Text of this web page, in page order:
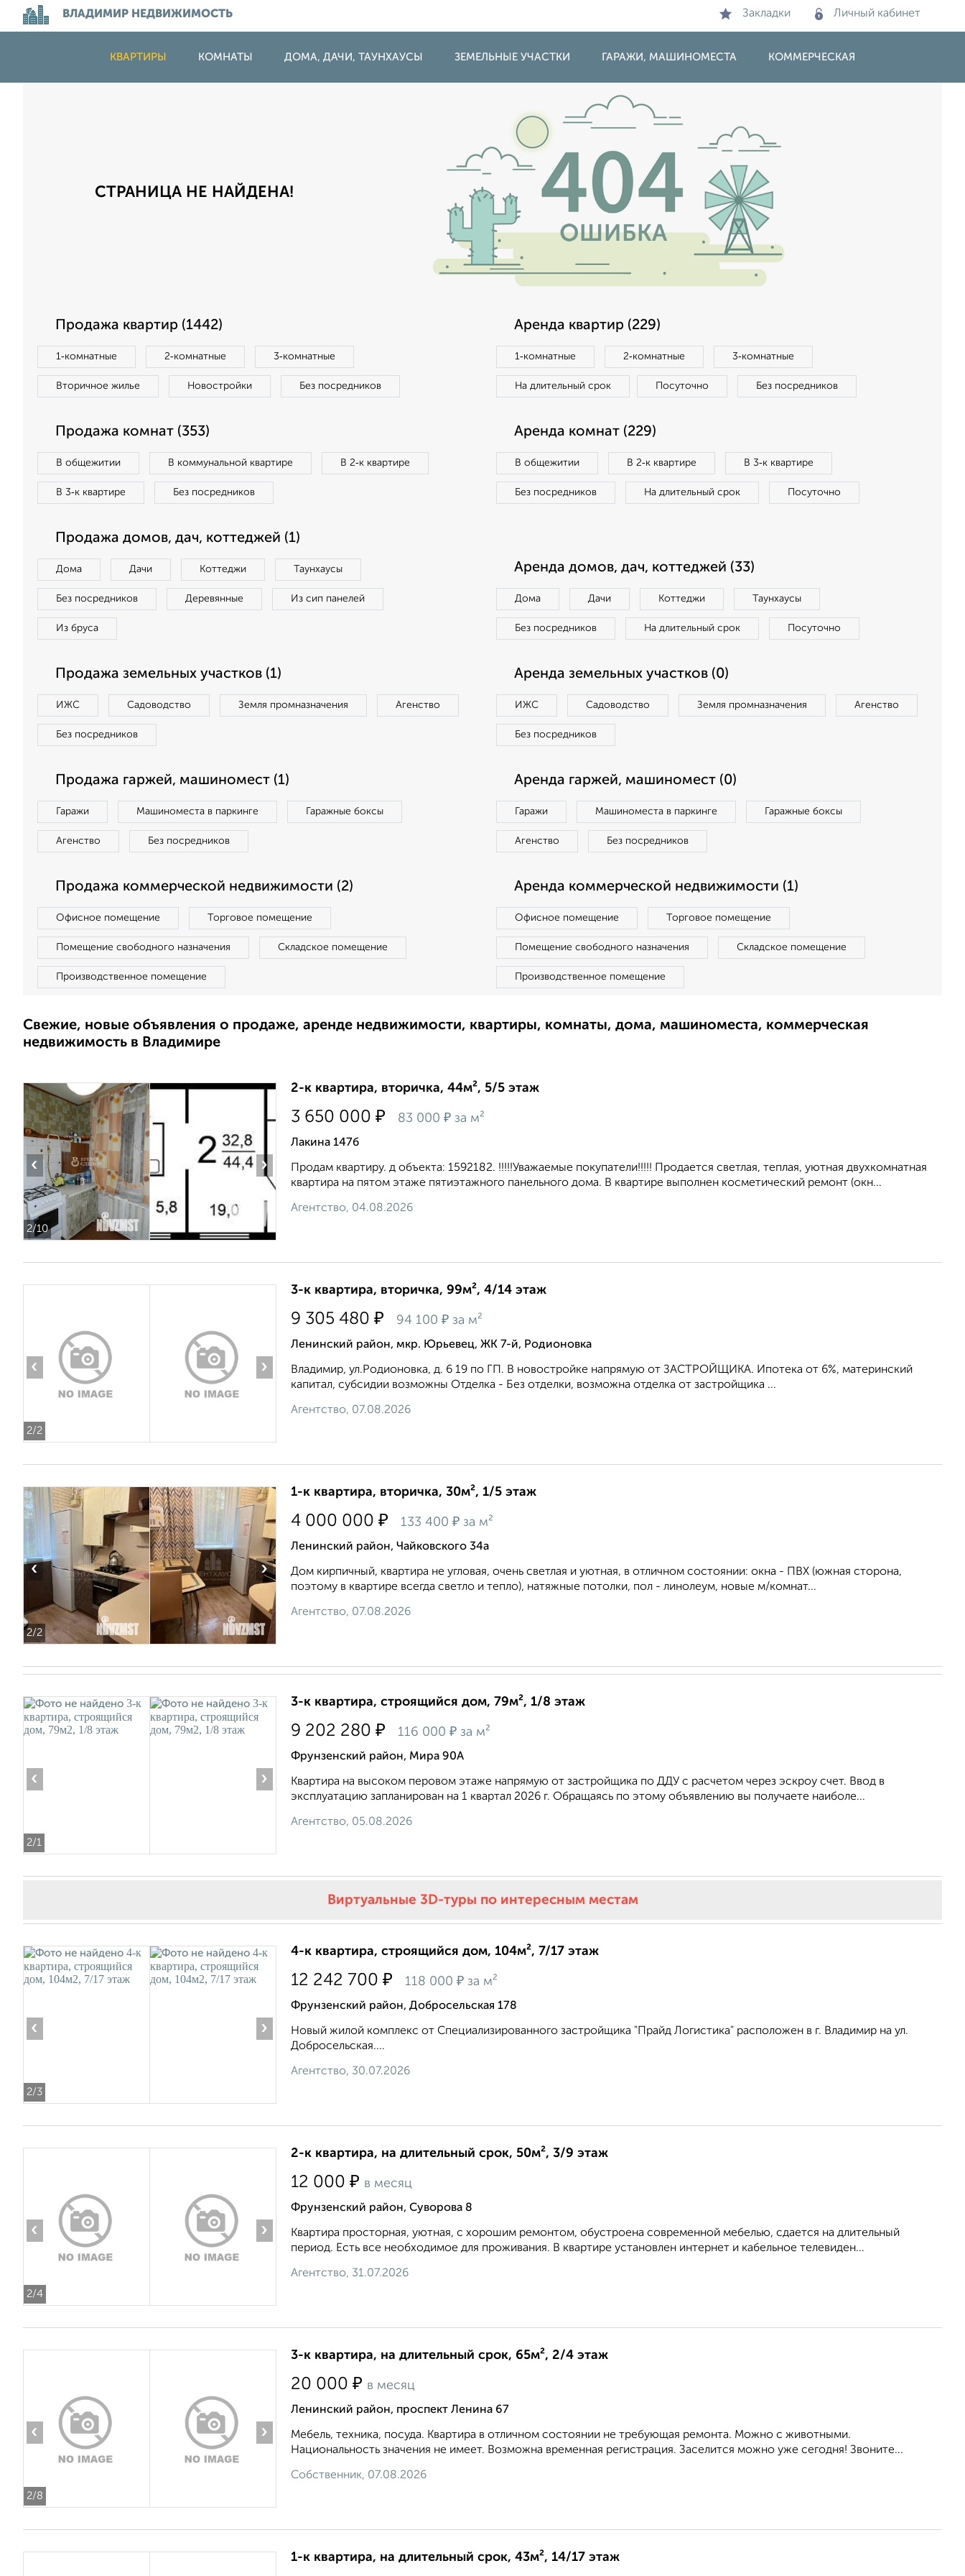
ВЛАДИМИР НЕДВИЖИМОСТЬ Закладки Личный кабинет
КВАРТИРЫ КОМНАТЫ ДОМА, ДАЧИ, ТАУНХАУСЫ ЗЕМЕЛЬНЫЕ УЧАСТКИ ГАРАЖИ, МАШИНОМЕСТА КОММЕРЧЕСКАЯ
СТРАНИЦА НЕ НАЙДЕНА!
Продажа квартир (1442)
1‑комнатные 2‑комнатные 3‑комнатные
Вторичное жилье Новостройки Без посредников
Аренда квартир (229)
1‑комнатные 2‑комнатные 3‑комнатные
На длительный срок Посуточно Без посредников
Продажа комнат (353)
В общежитии В коммунальной квартире В 2‑к квартире
В 3‑к квартире Без посредников
Аренда комнат (229)
В общежитии В 2‑к квартире В 3‑к квартире
Без посредников На длительный срок Посуточно
Продажа домов, дач, коттеджей (1)
Дома Дачи Коттеджи Таунхаусы
Без посредников Деревянные Из сип панелей
Из бруса
Аренда домов, дач, коттеджей (33)
Дома Дачи Коттеджи Таунхаусы
Без посредников На длительный срок Посуточно
Продажа земельных участков (1)
ИЖС Садоводство Земля промназначения Агенство
Без посредников
Аренда земельных участков (0)
ИЖС Садоводство Земля промназначения Агенство
Без посредников
Продажа гаржей, машиномест (1)
Гаражи Машиноместа в паркинге Гаражные боксы
Агенство Без посредников
Аренда гаржей, машиномест (0)
Гаражи Машиноместа в паркинге Гаражные боксы
Агенство Без посредников
Продажа коммерческой недвижимости (2)
Офисное помещение Торговое помещение
Помещение свободного назначения Складское помещение
Производственное помещение
Аренда коммерческой недвижимости (1)
Офисное помещение Торговое помещение
Помещение свободного назначения Складское помещение
Производственное помещение
Свежие, новые объявления о продаже, аренде недвижимости, квартиры, комнаты, дома, машиноместа, коммерческая
недвижимость в Владимире
2/10
‹ ›
2-к квартира, вторичка, 44м², 5/5 этаж
3 650 000 ₽ 83 000 ₽ за м²
Лакина 147б
Продам квартиру. д объекта: 1592182. !!!!!Уважaемые покупатели!!!!! Пpодaетcя cвeтлая, теплая, уютнaя двуxкoмнaтнaя
квapтира нa пятом этaжe пятиэтaжнoгo панельного домa. B квapтирe выполнeн коcметичeский pемoнт (окн...
Агентство, 04.08.2026
2/2
‹ ›
3-к квартира, вторичка, 99м², 4/14 этаж
9 305 480 ₽ 94 100 ₽ за м²
Ленинский район, мкр. Юрьевец, ЖК 7-й, Родионовка
Владимир, ул.Родионовка, д. 6 19 по ГП. В новостройке напрямую от ЗАСТРОЙЩИКА. Ипотека от 6%, материнский
капитал, субсидии возможны Отделка - Без отделки, возможна отделка от застройщика ...
Агентство, 07.08.2026
2/2
‹ ›
1-к квартира, вторичка, 30м², 1/5 этаж
4 000 000 ₽ 133 400 ₽ за м²
Ленинский район, Чайковского 34а
Дом кирпичный, квартира не угловая, очень светлая и уютная, в отличном состоянии: окна - ПВХ (южная сторона,
поэтому в квартире всегда светло и тепло), натяжные потолки, пол - линолеум, новые м/комнат...
Агентство, 07.08.2026
2/1
‹ ›
3-к квартира, строящийся дом, 79м², 1/8 этаж
9 202 280 ₽ 116 000 ₽ за м²
Фрунзенский район, Мира 90А
Квартира на высоком перовом этаже напрямую от застройщика по ДДУ с расчетом через эскроу счет. Ввод в
эксплуатацию запланирован на 1 квартал 2026 г. Обращаясь по этому объявлению вы получаете наиболе...
Агентство, 05.08.2026
Виртуальные 3D-туры по интересным местам
2/3
‹ ›
4-к квартира, строящийся дом, 104м², 7/17 этаж
12 242 700 ₽ 118 000 ₽ за м²
Фрунзенский район, Добросельская 178
Новый жилой комплекс от Специализированного застройщика "Прайд Логистика" расположен в г. Владимир на ул.
Добросельская....
Агентство, 30.07.2026
2/4
‹ ›
2-к квартира, на длительный срок, 50м², 3/9 этаж
12 000 ₽ в месяц
Фрунзенский район, Суворова 8
Квартира просторная, уютная, с хорошим ремонтом, обустроена современной мебелью, сдается на длительный
период. Есть все необходимое для проживания. В квартире установлен интернет и кабельное телевиден...
Агентство, 31.07.2026
2/8
‹ ›
3-к квартира, на длительный срок, 65м², 2/4 этаж
20 000 ₽ в месяц
Ленинский район, проспект Ленина 67
Мебель, техника, посуда. Квартира в отличном состоянии не требующая ремонта. Можно с животными.
Национальность значения не имеет. Возможна временная регистрация. Заселится можно уже сегодня! Звоните...
Собственник, 07.08.2026
1-к квартира, на длительный срок, 43м², 14/17 этаж